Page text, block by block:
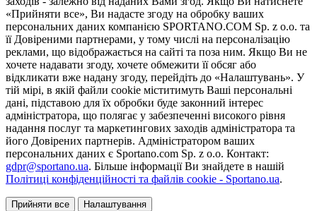
«Прийняти все», Ви надасте згоду на обробку ваших
персональних даних компанією SPORTANO.COM Sp. z o.o. та
її Довіреними партнерами, у тому числі на персоналізацію
реклами, що відображається на сайті та поза ним. Якщо Ви не
хочете надавати згоду, хочете обмежити її обсяг або
відкликати вже надану згоду, перейдіть до «Налаштувань». У
тій мірі, в якій файли cookie міститимуть Ваші персональні
дані, підставою для їх обробки буде законний інтерес
адміністратора, що полягає у забезпеченні високого рівня
надання послуг та маркетингових заходів адміністратора та
його Довірених партнерів. Адміністратором ваших
персональних даних є Sportano.com Sp. z o.o. Контакт:
gdpr@sportano.ua. Більше інформації Ви знайдете в нашій
Політиці конфіденційності та файлів cookie - Sportano.ua.
Прийняти все Налаштування